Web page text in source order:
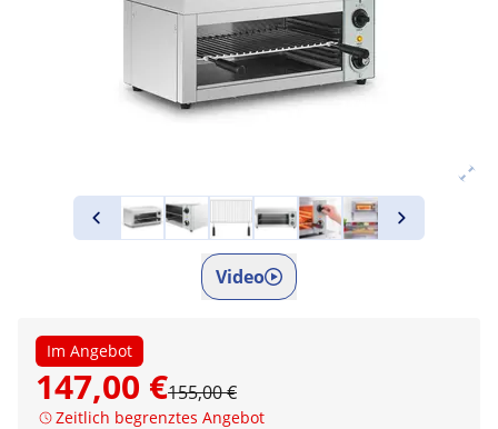
Video
Im Angebot
147,00 €155,00 €
Zeitlich begrenztes Angebot